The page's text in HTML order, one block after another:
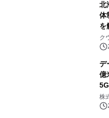
北
体
を
ク
デ
億
株